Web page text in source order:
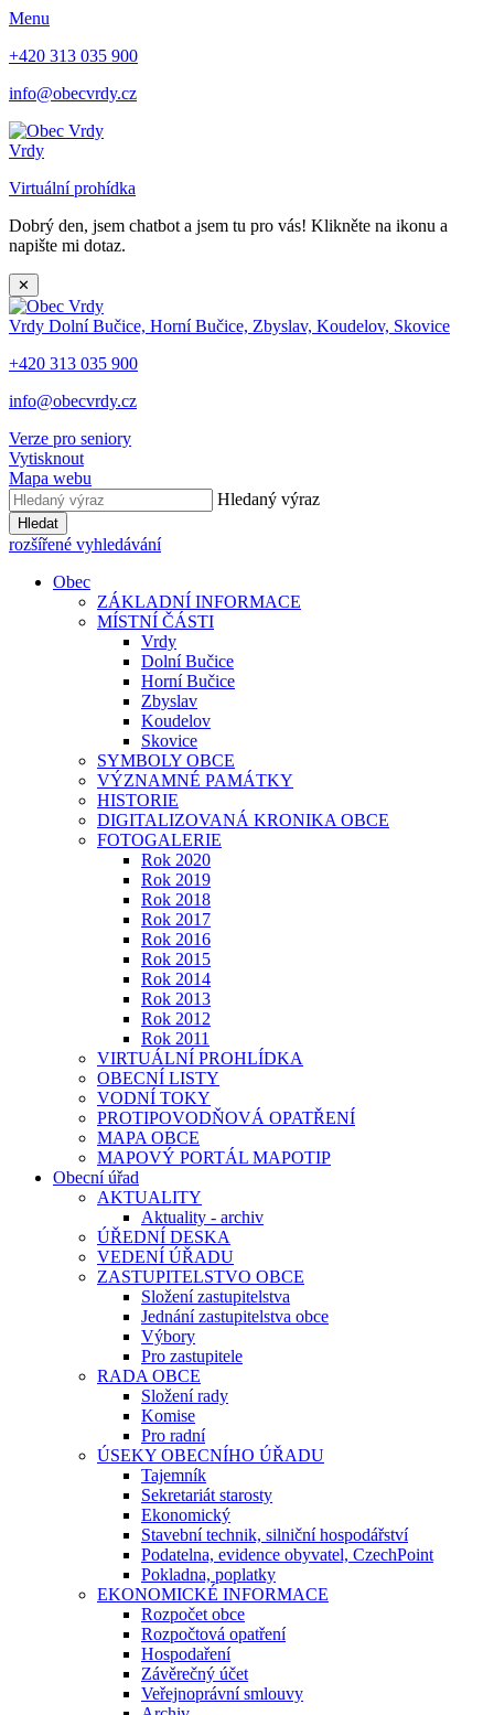
Menu
+420 313 035 900
info@obecvrdy.cz
Vrdy
Virtuální prohídka
Dobrý den, jsem chatbot a jsem tu pro vás! Klikněte na ikonu a
napište mi dotaz.
✕
Vrdy Dolní Bučice, Horní Bučice, Zbyslav, Koudelov, Skovice
+420 313 035 900
info@obecvrdy.cz
Verze pro seniory
Vytisknout
Mapa webu
Hledaný výraz
Hledat
rozšířené vyhledávání
Obec
ZÁKLADNÍ INFORMACE
MÍSTNÍ ČÁSTI
Vrdy
Dolní Bučice
Horní Bučice
Zbyslav
Koudelov
Skovice
SYMBOLY OBCE
VÝZNAMNÉ PAMÁTKY
HISTORIE
DIGITALIZOVANÁ KRONIKA OBCE
FOTOGALERIE
Rok 2020
Rok 2019
Rok 2018
Rok 2017
Rok 2016
Rok 2015
Rok 2014
Rok 2013
Rok 2012
Rok 2011
VIRTUÁLNÍ PROHLÍDKA
OBECNÍ LISTY
VODNÍ TOKY
PROTIPOVODŇOVÁ OPATŘENÍ
MAPA OBCE
MAPOVÝ PORTÁL MAPOTIP
Obecní úřad
AKTUALITY
Aktuality - archiv
ÚŘEDNÍ DESKA
VEDENÍ ÚŘADU
ZASTUPITELSTVO OBCE
Složení zastupitelstva
Jednání zastupitelstva obce
Výbory
Pro zastupitele
RADA OBCE
Složení rady
Komise
Pro radní
ÚSEKY OBECNÍHO ÚŘADU
Tajemník
Sekretariát starosty
Ekonomický
Stavební technik, silniční hospodářství
Podatelna, evidence obyvatel, CzechPoint
Pokladna, poplatky
EKONOMICKÉ INFORMACE
Rozpočet obce
Rozpočtová opatření
Hospodaření
Závěrečný účet
Veřejnoprávní smlouvy